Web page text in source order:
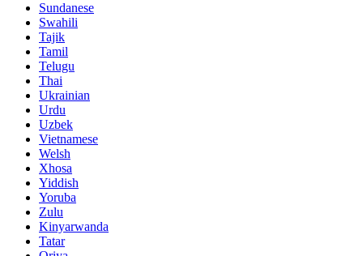
Sundanese
Swahili
Tajik
Tamil
Telugu
Thai
Ukrainian
Urdu
Uzbek
Vietnamese
Welsh
Xhosa
Yiddish
Yoruba
Zulu
Kinyarwanda
Tatar